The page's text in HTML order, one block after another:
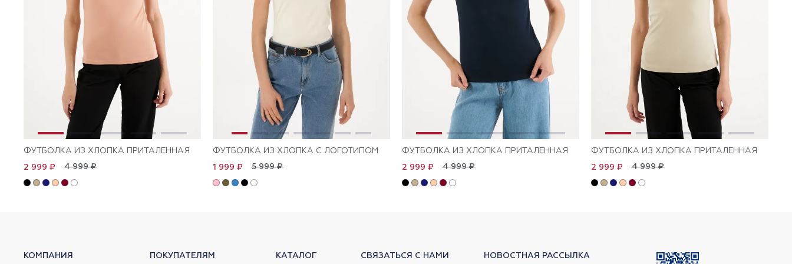
ФУТБОЛКА ИЗ ХЛОПКА ПРИТАЛЕННАЯ
4 999 ₽
2 999 ₽
ФУТБОЛКА ИЗ ХЛОПКА С ЛОГОТИПОМ
5 999 ₽
1 999 ₽
ФУТБОЛКА ИЗ ХЛОПКА ПРИТАЛЕННАЯ
4 999 ₽
2 999 ₽
ФУТБОЛКА ИЗ ХЛОПКА ПРИТАЛЕННАЯ
4 999 ₽
2 999 ₽
КОМПАНИЯ ПОКУПАТЕЛЯМ КАТАЛОГ СВЯЗАТЬСЯ С НАМИ НОВОСТНАЯ РАССЫЛКА